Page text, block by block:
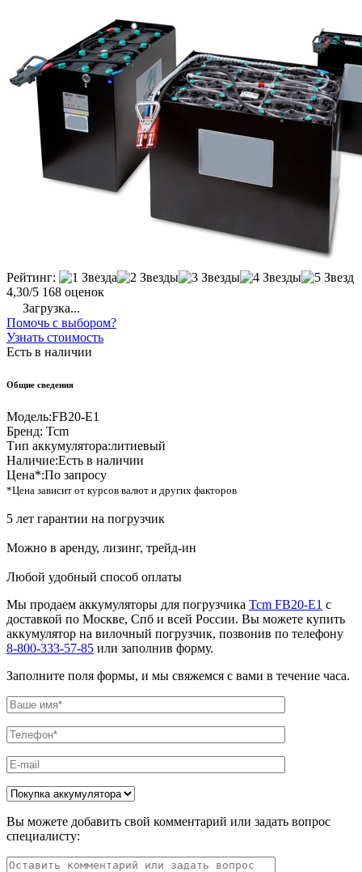
Рейтинг:
4,30/5 168 оценок
Загрузка...
Помочь с выбором?
Узнать стоимость
Есть в наличии
Общие сведения
Модель:FB20-E1
Бренд: Tcm
Тип аккумулятора:литиевый
Наличие:Есть в наличии
Цена*:По запросу
*Цена зависит от курсов валют и других факторов
5 лет гарантии на погрузчик
Можно в аренду, лизинг, трейд-ин
Любой удобный способ оплаты
Мы продаем аккумуляторы для погрузчика Tcm FB20-E1 с
доставкой по Москве, Спб и всей России. Вы можете купить
аккумулятор на вилочный погрузчик, позвонив по телефону
8-800-333-57-85 или заполнив форму.
Заполните поля формы, и мы свяжемся с вами в течение часа.
Вы можете добавить свой комментарий или задать вопрос
специалисту: